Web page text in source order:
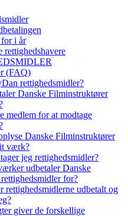
i år
rettighedshavere
(FAQ)
rettighedsmidler?
Danske Filminstruktører
medlem for at modtage
Danske Filminstruktører
værk?
jeg rettighedsmidler?
udbetaler Danske
for?
rettighedsmidlerne udbetalt og
giver de forskellige